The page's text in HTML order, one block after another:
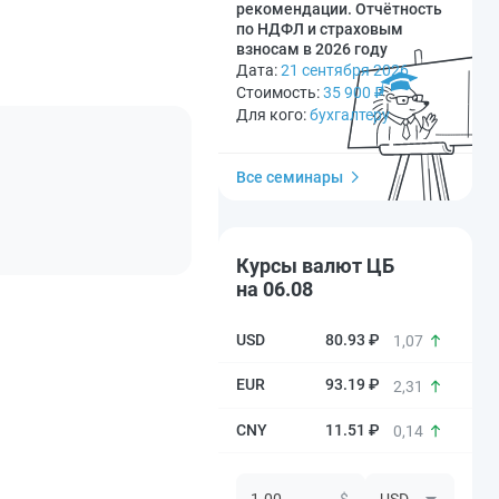
рекомендации. Отчётность
по НДФЛ и страховым
взносам в 2026 году
Дата:21 сентября 2026
Стоимость:35 900 ₽
Для кого:бухгалтеру
Все семинары
Курсы валют ЦБ
на 06.08
80.93 ₽ 1,07
93.19 ₽ 2,31
11.51 ₽ 0,14